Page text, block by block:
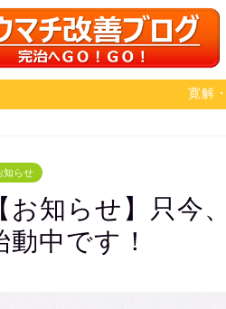
寛解
知らせ
【お知らせ】只今
動中です！